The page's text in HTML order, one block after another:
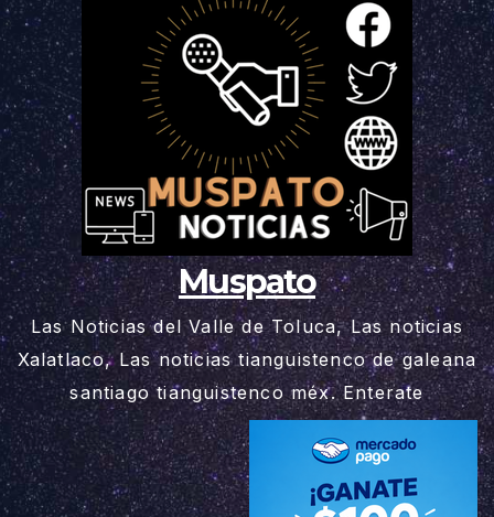
Muspato
Las Noticias del Valle de Toluca, Las noticias
Xalatlaco, Las noticias tianguistenco de galeana
santiago tianguistenco méx. Enterate